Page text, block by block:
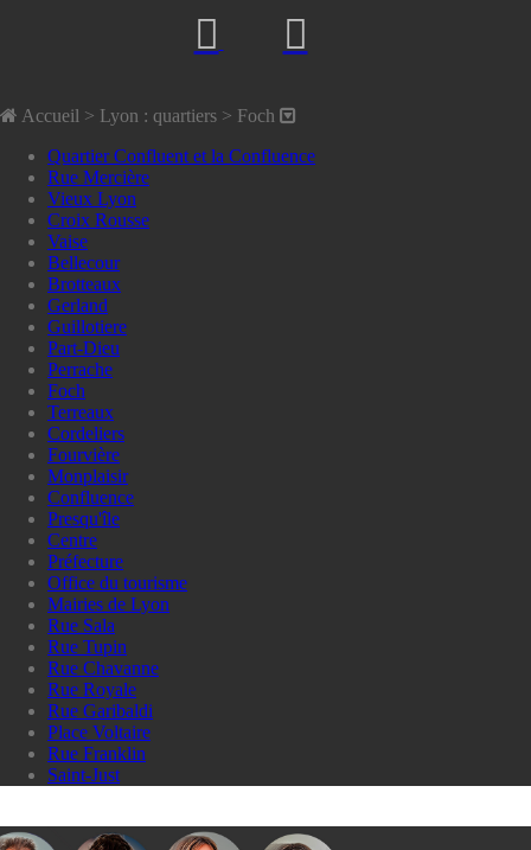
Accueil > Lyon : quartiers > Foch
Quartier Confluent et la Confluence
Rue Mercière
Vieux Lyon
Croix Rousse
Vaise
Bellecour
Brotteaux
Gerland
Guillotiere
Part-Dieu
Perrache
Foch
Terreaux
Cordeliers
Fourvière
Monplaisir
Confluence
Presqu'île
Centre
Préfecture
Office du tourisme
Mairies de Lyon
Rue Sala
Rue Tupin
Rue Chavanne
Rue Royale
Rue Garibaldi
Place Voltaire
Rue Franklin
Saint-Just